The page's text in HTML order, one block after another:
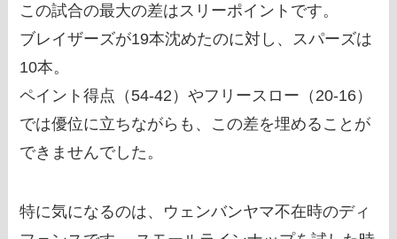
この試合の最大の差はスリーポイントです。
ブレイザーズが19本沈めたのに対し、スパーズは
10本。
ペイント得点（54-42）やフリースロー（20-16）
では優位に立ちながらも、この差を埋めることが
できませんでした。
特に気になるのは、ウェンバンヤマ不在時のディ